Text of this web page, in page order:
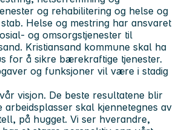
og rehabilitering og helse og
Helse og mestring har ansvaret
og omsorgstjenester til
Kristiansand kommune skal ha
for å sikre bærekraftige tjenester.
og funksjoner vil være i stadig
visjon. De beste resultatene blir
arbeidsplasser skal kjennetegnes av
på hugget. Vi ser hverandre,